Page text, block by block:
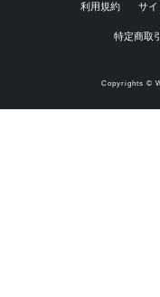
利用規約 サイ
特定商取
Copyrights ©